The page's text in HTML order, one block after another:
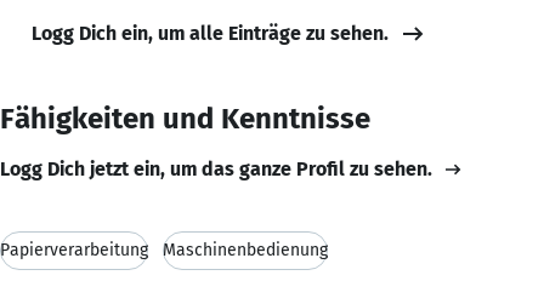
Logg Dich ein, um alle Einträge zu sehen.
Fähigkeiten und Kenntnisse
Logg Dich jetzt ein, um das ganze Profil zu sehen.
Papierverarbeitung Maschinenbedienung